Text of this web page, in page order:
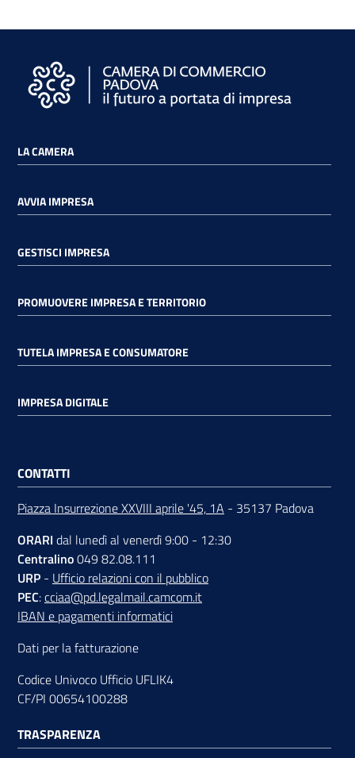
LA CAMERA
AVVIA IMPRESA
GESTISCI IMPRESA
PROMUOVERE IMPRESA E TERRITORIO
TUTELA IMPRESA E CONSUMATORE
IMPRESA DIGITALE
CONTATTI
Piazza Insurrezione XXVIII aprile '45, 1A - 35137 Padova
ORARI dal lunedì al venerdì 9:00 - 12:30
Centralino049 82.08.111
URP - Ufficio relazioni con il pubblico
PEC:cciaa@pd.legalmail.camcom.it
IBAN e pagamenti informatici
Dati per la fatturazione
Codice Univoco Ufficio UFLIK4
CF/PI 00654100288
TRASPARENZA